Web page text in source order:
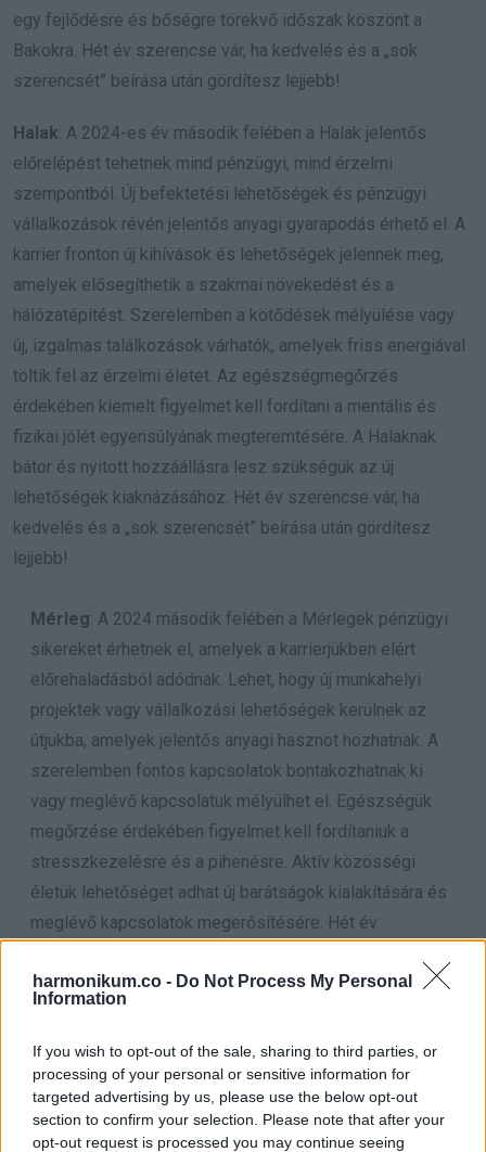
harmonikum.co - Do Not Process My Personal
Information
If you wish to opt-out of the sale, sharing to third parties, or
processing of your personal or sensitive information for
targeted advertising by us, please use the below opt-out
section to confirm your selection. Please note that after your
opt-out request is processed you may continue seeing
egy fejlődésre és bőségre törekvő időszak köszönt a
Bakokra. Hét év szerencse vár, ha kedvelés és a „sok
szerencsét” beírása után gördítesz lejjebb!
Halak: A 2024-es év második felében a Halak jelentős
előrelépést tehetnek mind pénzügyi, mind érzelmi
szempontból. Új befektetési lehetőségek és pénzügyi
vállalkozások révén jelentős anyagi gyarapodás érhető el. A
karrier fronton új kihívások és lehetőségek jelennek meg,
amelyek elősegíthetik a szakmai növekedést és a
hálózatépítést. Szerelemben a kötődések mélyülése vagy
új, izgalmas találkozások várhatók, amelyek friss energiával
töltik fel az érzelmi életet. Az egészségmegőrzés
érdekében kiemelt figyelmet kell fordítani a mentális és
fizikai jólét egyensúlyának megteremtésére. A Halaknak
bátor és nyitott hozzáállásra lesz szükségük az új
lehetőségek kiaknázásához. Hét év szerencse vár, ha
kedvelés és a „sok szerencsét” beírása után gördítesz
lejjebb!
Mérleg: A 2024 második felében a Mérlegek pénzügyi
sikereket érhetnek el, amelyek a karrierjükben elért
előrehaladásból adódnak. Lehet, hogy új munkahelyi
projektek vagy vállalkozási lehetőségek kerülnek az
útjukba, amelyek jelentős anyagi hasznot hozhatnak. A
szerelemben fontos kapcsolatok bontakozhatnak ki
vagy meglévő kapcsolatuk mélyülhet el. Egészségük
megőrzése érdekében figyelmet kell fordítaniuk a
stresszkezelésre és a pihenésre. Aktív közösségi
életük lehetőséget adhat új barátságok kialakítására és
meglévő kapcsolatok megerősítésére. Hét év
beírása után gördítesz lejjebb!
különösen kedvező időszak köszönthet be pénzügyi és
szakmai téren. Új befektetési lehetőségek nyílhatnak
meg előttük, amelyek hosszú távú hasznot ígérnek. A